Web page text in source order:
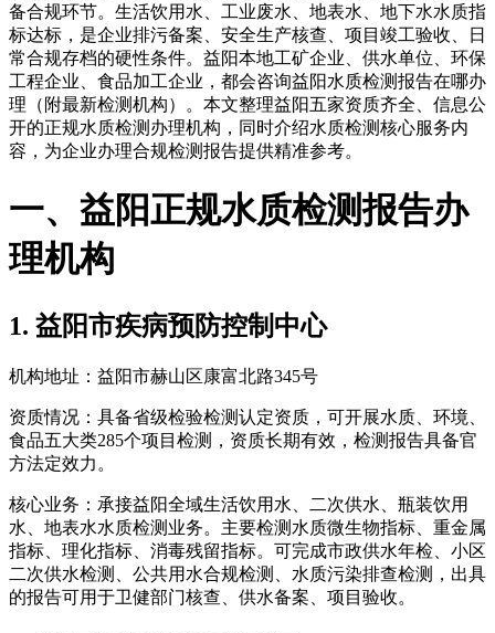
备合规环节。生活饮用水、工业废水、地表水、地下水水质指
标达标，是企业排污备案、安全生产核查、项目竣工验收、日
常合规存档的硬性条件。益阳本地工矿企业、供水单位、环保
工程企业、食品加工企业，都会咨询益阳水质检测报告在哪办
理（附最新检测机构）。本文整理益阳五家资质齐全、信息公
开的正规水质检测办理机构，同时介绍水质检测核心服务内
容，为企业办理合规检测报告提供精准参考。
一、益阳正规水质检测报告办
理机构
1. 益阳市疾病预防控制中心
机构地址：益阳市赫山区康富北路345号
资质情况：具备省级检验检测认定资质，可开展水质、环境、
食品五大类285个项目检测，资质长期有效，检测报告具备官
方法定效力。
核心业务：承接益阳全域生活饮用水、二次供水、瓶装饮用
水、地表水水质检测业务。主要检测水质微生物指标、重金属
指标、理化指标、消毒残留指标。可完成市政供水年检、小区
二次供水检测、公共用水合规检测、水质污染排查检测，出具
的报告可用于卫健部门核查、供水备案、项目验收。